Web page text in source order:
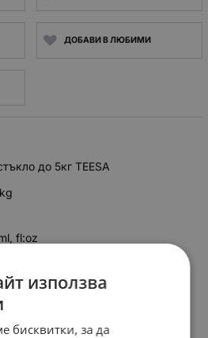
ДОБАВИ В ЛЮБИМИ
до 5кг TEESA
fl:oz
използва
бисквитки, за да